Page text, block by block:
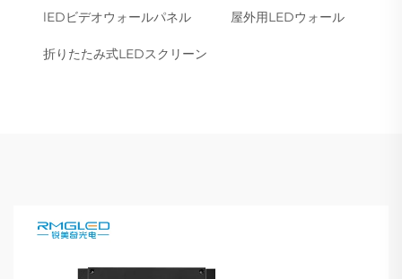
lEDビデオウォールパネル 屋外用LEDウォール
折りたたみ式LEDスクリーン